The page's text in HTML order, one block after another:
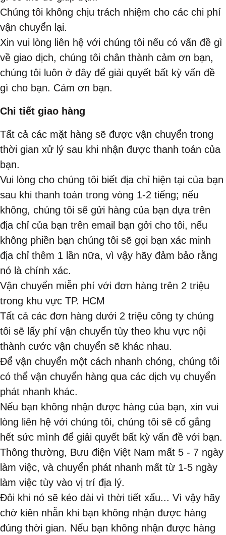
Chúng tôi không chịu trách nhiệm cho các chi phí
vận chuyển lại.
Xin vui lòng liên hệ với chúng tôi nếu có vấn đề gì
về giao dịch, chúng tôi chân thành cảm ơn bạn,
chúng tôi luôn ở đây để giải quyết bất kỳ vấn đề
gì cho bạn. Cảm ơn bạn.
Chi tiết giao hàng
Tất cả các mặt hàng sẽ được vận chuyển trong
thời gian xử lý sau khi nhận được thanh toán của
bạn.
Vui lòng cho chúng tôi biết địa chỉ hiện tại của bạn
sau khi thanh toán trong vòng 1-2 tiếng; nếu
không, chúng tôi sẽ gửi hàng của bạn dựa trên
địa chỉ của bạn trên email bạn gởi cho tôi, nếu
không phiền bạn chúng tôi sẽ gọi bạn xác minh
địa chỉ thêm 1 lần nữa, vì vậy hãy đảm bảo rằng
nó là chính xác.
Vận chuyển miễn phí với đơn hàng trên 2 triệu
trong khu vực TP. HCM
Tất cả các đơn hàng dưới 2 triệu công ty chúng
tôi sẽ lấy phí vận chuyển tùy theo khu vực nội
thành cước vận chuyển sẽ khác nhau.
Để vận chuyển một cách nhanh chóng, chúng tôi
có thể vận chuyển hàng qua các dịch vụ chuyển
phát nhanh khác.
Nếu bạn không nhận được hàng của bạn, xin vui
lòng liên hệ với chúng tôi, chúng tôi sẽ cố gắng
hết sức mình để giải quyết bất kỳ vấn đề với bạn.
Thông thường, Bưu điện Việt Nam mất 5 - 7 ngày
làm việc, và chuyển phát nhanh mất từ 1-5 ngày
làm việc tùy vào vị trí địa lý.
Đôi khi nó sẽ kéo dài vì thời tiết xấu... Vì vậy hãy
chờ kiên nhẫn khi bạn không nhận được hàng
đúng thời gian. Nếu bạn không nhận được hàng